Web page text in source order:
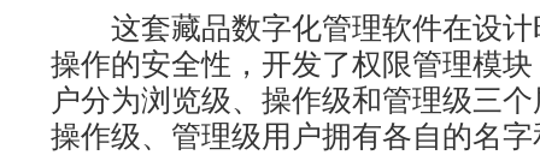
这套藏品数字化管理软件在设计
操作的安全性，开发了权限管理模
户分为浏览级、操作级和管理级三
操作级、管理级用户拥有各自的名